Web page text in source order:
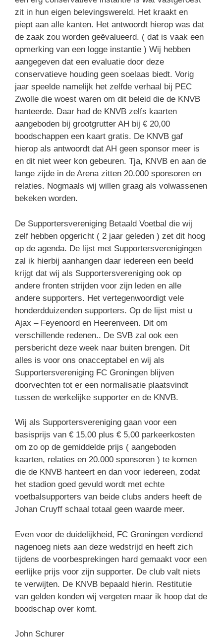
zit in hun eigen belevingswereld. Het kraakt en
piept aan alle kanten. Het antwoordt hierop was dat
de zaak zou worden geëvalueerd. ( dat is vaak een
opmerking van een logge instantie ) Wij hebben
aangegeven dat een evaluatie door deze
conservatieve houding geen soelaas biedt. Vorig
jaar speelde namelijk het zelfde verhaal bij PEC
Zwolle die woest waren om dit beleid die de KNVB
hanteerde. Daar had de KNVB zelfs kaarten
aangeboden bij grootgrutter AH bij € 20,00
boodschappen een kaart gratis. De KNVB gaf
hierop als antwoordt dat AH geen sponsor meer is
en dit niet weer kon gebeuren. Tja, KNVB en aan de
lange zijde in de Arena zitten 20.000 sponsoren en
relaties. Nogmaals wij willen graag als volwassenen
bekeken worden.
De Supportersvereniging Betaald Voetbal die wij
zelf hebben opgericht ( 2 jaar geleden ) zet dit hoog
op de agenda. De lijst met Supportersverenigingen
zal ik hierbij aanhangen daar iedereen een beeld
krijgt dat wij als Supportersvereniging ook op
andere fronten strijden voor zijn leden en alle
andere supporters. Het vertegenwoordigt vele
honderdduizenden supporters. Op de lijst mist u
Ajax – Feyenoord en Heerenveen. Dit om
verschillende redenen.. De SVB zal ook een
persbericht deze week naar buiten brengen. Dit
alles is voor ons onacceptabel en wij als
Supportersvereniging FC Groningen blijven
doorvechten tot er een normalisatie plaatsvindt
tussen de werkelijke supporter en de KNVB.
Wij als Supportersvereniging gaan voor een
basisprijs van € 15,00 plus € 5,00 parkeerkosten
om zo op de gemiddelde prijs ( aangeboden
kaarten, relaties en 20.000 sponsoren ) te komen
die de KNVB hanteert en dan voor iedereen, zodat
het stadion goed gevuld wordt met echte
voetbalsupporters van beide clubs anders heeft de
Johan Cruyff schaal totaal geen waarde meer.
Even voor de duidelijkheid, FC Groningen verdiend
nagenoeg niets aan deze wedstrijd en heeft zich
tijdens de voorbesprekingen hard gemaakt voor een
eerlijke prijs voor zijn supporter. De club valt niets
te verwijten. De KNVB bepaald hierin. Restitutie
van gelden konden wij vergeten maar ik hoop dat de
boodschap over komt.
John Schurer